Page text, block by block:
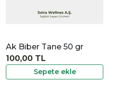
Ak Biber Tane 50 gr
Sepete ekle
100,00 TL